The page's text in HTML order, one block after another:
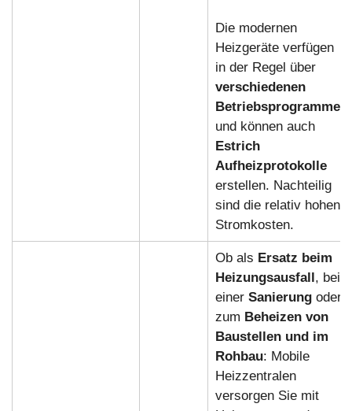
Die modernen
Heizgeräte verfügen
in der Regel über
verschiedenen
Betriebsprogramme
und können auch
Estrich
Aufheizprotokolle
erstellen. Nachteilig
sind die relativ hohen
Stromkosten.
Ob als Ersatz beim
Heizungsausfall, bei
einer Sanierung oder
zum Beheizen von
Baustellen und im
Rohbau: Mobile
Heizzentralen
versorgen Sie mit